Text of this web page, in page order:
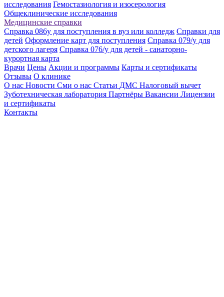
исследования Гемостазиология и изосерология
Общеклинические исследования
Медицинские справки
Справка 086у для поступления в вуз или колледж Справки для
детей Оформление карт для поступления Справка 079/у для
детского лагеря Справка 076/у для детей - санаторно-
курортная карта
Врачи Цены Акции и программы Карты и сертификаты
Отзывы О клинике
О нас Новости Сми о нас Статьи ДМС Налоговый вычет
Зуботехническая лаборатория Партнёры Вакансии Лицензии
и сертификаты
Контакты